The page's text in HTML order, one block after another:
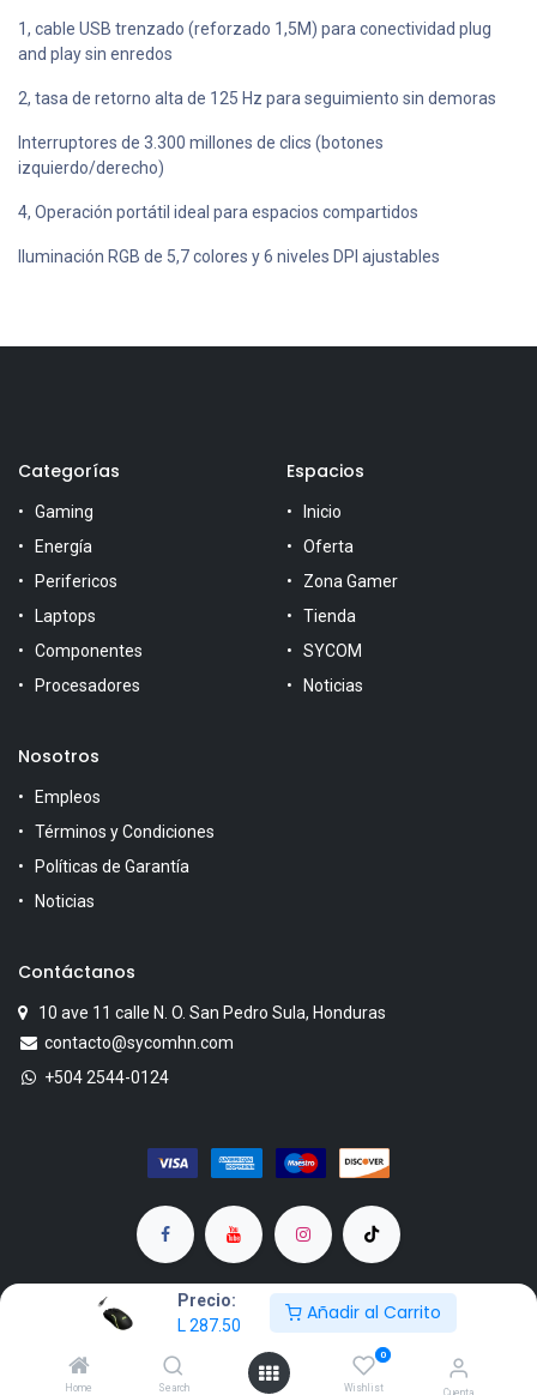
Precio:
L 287.50
Añadir al Carrito
Home Search
0
Wishlist Cuenta
1, cable USB trenzado (reforzado 1,5M) para conectividad plug
and play sin enredos
2, tasa de retorno alta de 125 Hz para seguimiento sin demoras
Interruptores de 3.300 millones de clics (botones
izquierdo/derecho)
4, Operación portátil ideal para espacios compartidos
Iluminación RGB de 5,7 colores y 6 niveles DPI ajustables
Categorías
Gaming
Energía
Perifericos
Laptops
Componentes
Procesadores
Espacios
Inicio
Oferta
Zona Gamer
Tienda
SYCOM
Noticias
Nosotros
Empleos
Términos y Condiciones
Políticas de Garantía
Noticias
Contáctanos
10 ave 11 calle N. O. San Pedro Sula, Honduras
contacto@sycomhn.com
+504 2544-0124
Copyright © SYCOM
Powered by KenoCia